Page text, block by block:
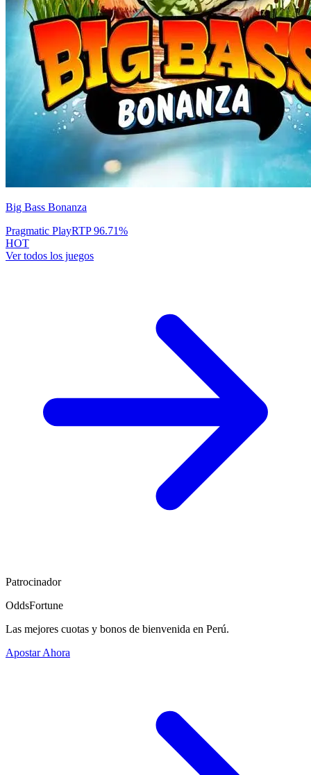
Big Bass Bonanza
Pragmatic PlayRTP96.71%
HOT
Ver todos los juegos
Patrocinador
OddsFortune
Las mejores cuotas y bonos de bienvenida en Perú.
Apostar Ahora